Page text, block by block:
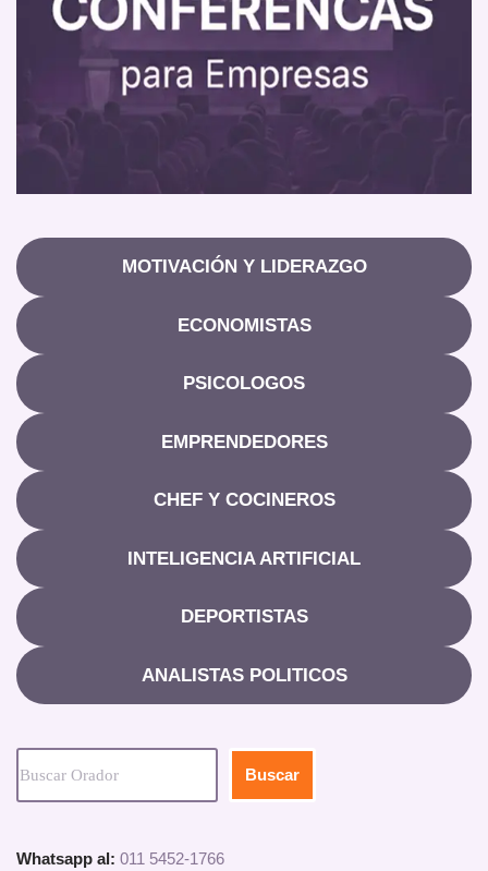
MOTIVACIÓN Y LIDERAZGO
ECONOMISTAS
PSICOLOGOS
EMPRENDEDORES
CHEF Y COCINEROS
INTELIGENCIA ARTIFICIAL
DEPORTISTAS
ANALISTAS POLITICOS
Buscar
Whatsapp al: 011 5452-1766